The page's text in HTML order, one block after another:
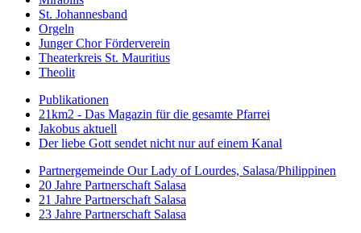
St. Johannesband
Orgeln
Junger Chor Förderverein
Theaterkreis St. Mauritius
Theolit
Publikationen
21km2 - Das Magazin für die gesamte Pfarrei
Jakobus aktuell
Der liebe Gott sendet nicht nur auf einem Kanal
Partnergemeinde Our Lady of Lourdes, Salasa/Philippinen
20 Jahre Partnerschaft Salasa
21 Jahre Partnerschaft Salasa
23 Jahre Partnerschaft Salasa